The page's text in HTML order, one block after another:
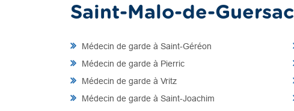
Saint-Malo-de-Guersac
Médecin de garde à Saint-Géréon
Médecin de garde à Pierric
Médecin de garde à Vritz
Médecin de garde à Saint-Joachim